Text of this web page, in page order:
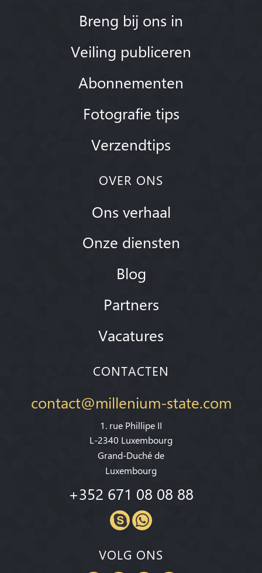
Breng bij ons in
Veiling publiceren
Abonnementen
Fotografie tips
Verzendtips
OVER ONS
Ons verhaal
Onze diensten
Blog
Partners
Vacatures
CONTACTEN
contact@millenium-state.com
1. rue Phillipe II
L-2340 Luxembourg
Grand-Duché de
Luxembourg
+352 671 08 08 88
VOLG ONS